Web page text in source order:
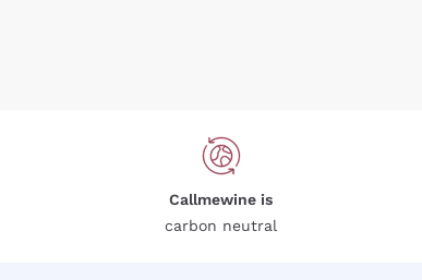
Callmewine is
carbon neutral